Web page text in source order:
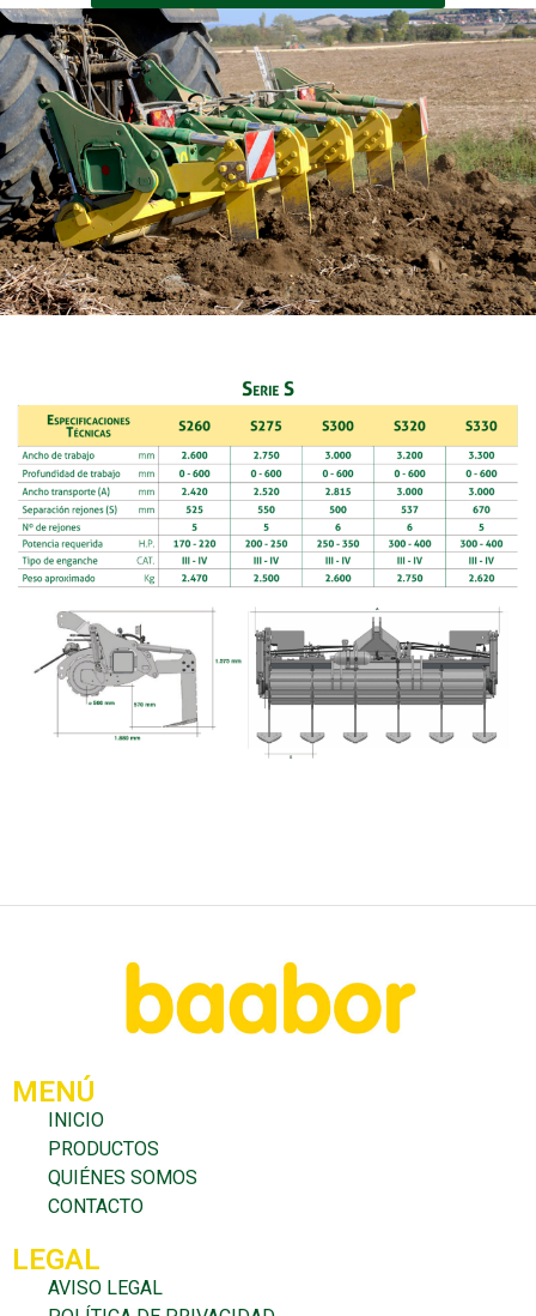
MENÚ
INICIO
PRODUCTOS
QUIÉNES SOMOS
CONTACTO
LEGAL
AVISO LEGAL